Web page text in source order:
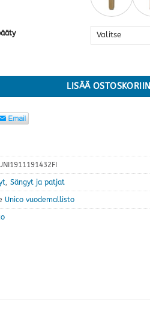
· kaksi kokoa määrä
LISÄÄ OSTOSKORIIN
Sängyt ja patjat
Unico vuodemallisto